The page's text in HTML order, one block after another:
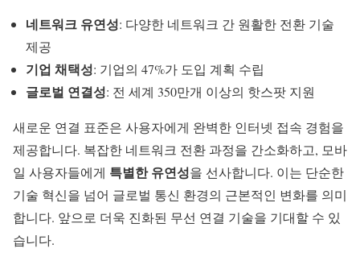
네트워크 유연성: 다양한 네트워크 간 원활한 전환 기술
제공
기업 채택성: 기업의 47%가 도입 계획 수립
글로벌 연결성: 전 세계 350만개 이상의 핫스팟 지원
새로운 연결 표준은 사용자에게 완벽한 인터넷 접속 경험을
제공합니다. 복잡한 네트워크 전환 과정을 간소화하고, 모바
일 사용자들에게 특별한 유연성을 선사합니다. 이는 단순한
기술 혁신을 넘어 글로벌 통신 환경의 근본적인 변화를 의미
합니다. 앞으로 더욱 진화된 무선 연결 기술을 기대할 수 있
습니다.